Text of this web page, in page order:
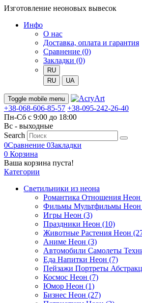
Изготовление неоновых вывесок
Инфо
О нас
Доставка, оплата и гарантия
Сравнение (0)
Закладки (0)
RU
RU
UA
Toggle mobile menu
+38-068-606-85-57 +38-095-242-26-40
Пн-Сб с 9:00 до 18:00
Вс - выходные
Search
0Сравнение 0Закладки
0 Корзина
Ваша корзина пуста!
Категории
Светильники из неона
Романтика Отношения Неон
Фильмы Мультфильмы Неон
Игры Неон (3)
Праздники Неон (10)
Животные Растения Неон
Аниме Неон (3)
Автомобили Самолеты
Еда Напитки Неон (7)
Пейзажи Портреты
Космос Неон (7)
Юмор Неон (1)
Бизнес Неон (27)